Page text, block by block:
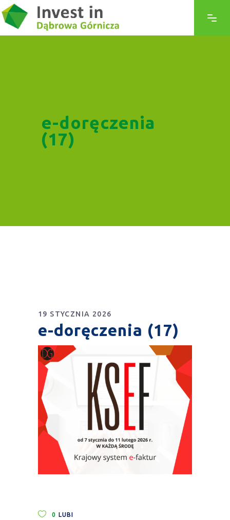
e-doręczenia
(17)
19 STYCZNIA 2026
e-doręczenia (17)
0 LUBI